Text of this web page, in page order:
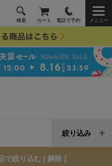
検索 カート 電話で予約 メニュー
絞り込み
で絞り込む [ 解除 ]